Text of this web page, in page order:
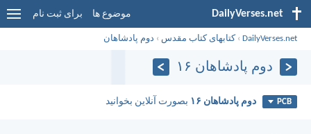
DailyVerses.net موضوع ها برای ثبت نام
DailyVerses.net
›کتابهای کتاب مقدس › دوم پادشاهان
دوم پادشاهان ۱۶
PCB دوم پادشاهان ۱۶ بصورت آنلاین بخوانید